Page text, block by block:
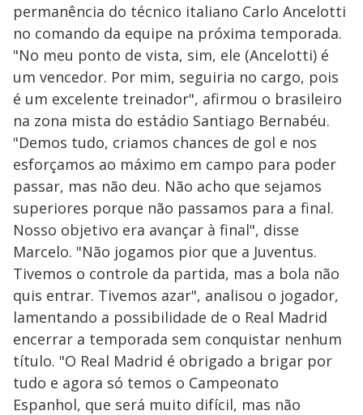
permanência do técnico italiano Carlo Ancelotti
no comando da equipe na próxima temporada.
"No meu ponto de vista, sim, ele (Ancelotti) é
um vencedor. Por mim, seguiria no cargo, pois
é um excelente treinador", afirmou o brasileiro
na zona mista do estádio Santiago Bernabéu.
"Demos tudo, criamos chances de gol e nos
esforçamos ao máximo em campo para poder
passar, mas não deu. Não acho que sejamos
superiores porque não passamos para a final.
Nosso objetivo era avançar à final", disse
Marcelo. "Não jogamos pior que a Juventus.
Tivemos o controle da partida, mas a bola não
quis entrar. Tivemos azar", analisou o jogador,
lamentando a possibilidade de o Real Madrid
encerrar a temporada sem conquistar nenhum
título. "O Real Madrid é obrigado a brigar por
tudo e agora só temos o Campeonato
Espanhol, que será muito difícil, mas não